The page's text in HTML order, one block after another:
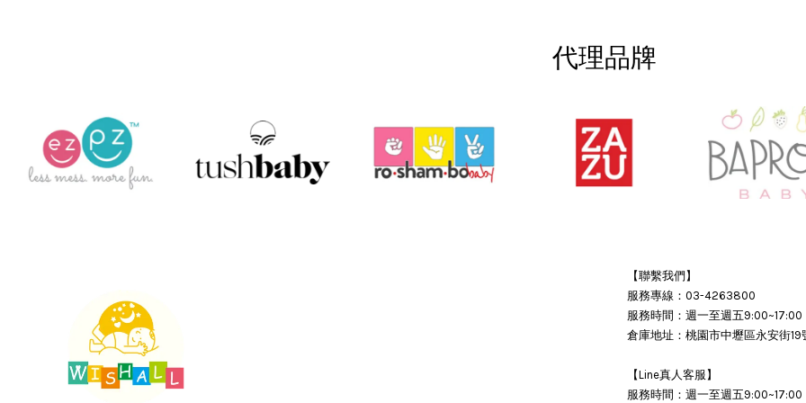
代理品牌
【聯繫我們】
服務專線：03-4263800
服務時間：週一至週五9:00~17:00
倉庫地址：桃園市中壢區永安街19
【Line真人客服】
服務時間：週一至週五9:00~17:00